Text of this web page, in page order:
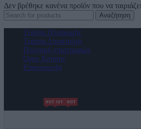
Δεν βρέθηκε κανένα προϊόν που να
Αναζήτηση
Τρόποι Πληρωμής
Τρόποι Αποστολής
Πολιτική επιστροφών
Όροι Χρήσης
Επικοινωνία
HOT
HOT
ΗΟΤ